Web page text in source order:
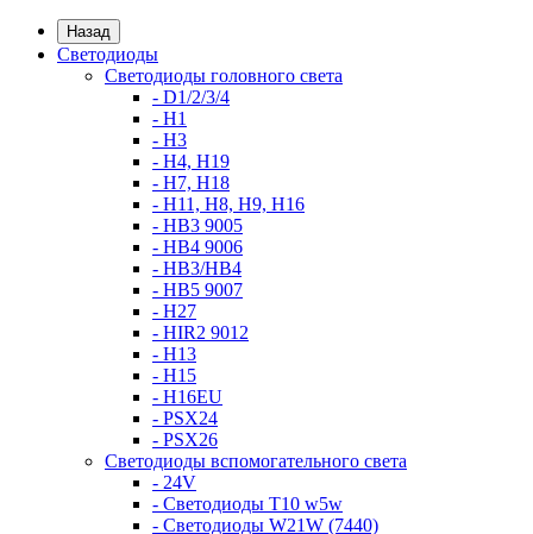
Назад
Светодиоды
Светодиоды головного света
- D1/2/3/4
- H1
- H3
- H4, H19
- H7, H18
- H11, H8, H9, H16
- HB3 9005
- HB4 9006
- HB3/HB4
- HB5 9007
- H27
- HIR2 9012
- H13
- H15
- H16EU
- PSX24
- PSX26
Светодиоды вспомогательного света
- 24V
- Светодиоды T10 w5w
- Светодиоды W21W (7440)